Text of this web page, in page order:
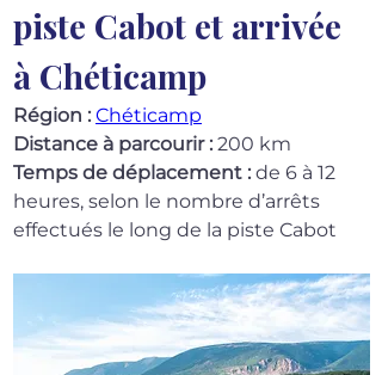
piste Cabot et arrivée
à Chéticamp
Région : Chéticamp
Distance à parcourir : 200 km
Temps de déplacement : de 6 à 12
heures, selon le nombre d’arrêts
effectués le long de la piste Cabot